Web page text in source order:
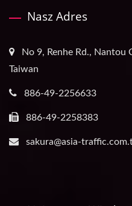
Nasz Adres
No 9, Renhe Rd.,
Taiwan
886-49-2256633
886-49-2258383
sakura@asia-